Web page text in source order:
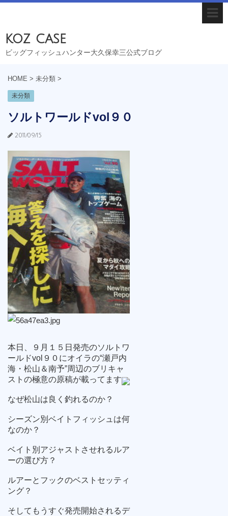
koz case
ビッグフィッシュハンター大久保幸三公式ブログ
HOME > 未分類 >
未分類
ソルトワールドvol９０
2011/09/15
本日、９月１５日発売のソルトワ
ールドvol９０にオイラの“瀬戸内
海・松山＆南予”周辺のブリキャ
ストの極意の原稿が載ってます
なぜ松山は良く釣れるのか？
シーズン別ベイトフィッシュは何
なのか？
ベイト別アジャストさせれるルア
ーの選び方？
ルアーとフックのベストセッティ
ング？
そしてもうすぐ発売開始されるデ